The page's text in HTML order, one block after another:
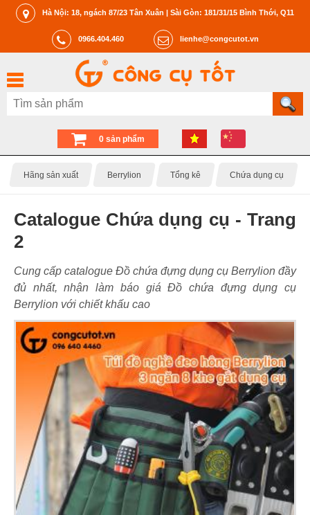
Hà Nội: 18, ngách 87/23 Tân Xuân | Sài Gòn: 181/31/15 Bình Thới, Q11
0966.404.460 lienhe@congcutot.vn
0 sản phẩm
Hãng sản xuất Berrylion Tổng kê Chứa dụng cụ
Catalogue Chứa dụng cụ - Trang
2
Cung cấp catalogue Đồ chứa đựng dụng cụ Berrylion đầy
đủ nhất, nhận làm báo giá Đồ chứa đựng dụng cụ
Berrylion với chiết khấu cao